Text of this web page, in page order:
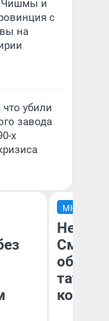
Чишмы и
с
на
что убили
завода
х
МНЕНИЕ